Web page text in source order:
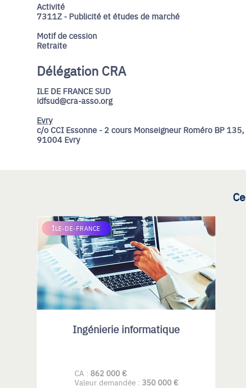
Activité
7311Z - Publicité et études de marché
Motif de cession
Retraite
Délégation CRA
ILE DE FRANCE SUD
idfsud@cra-asso.org
Evry
c/o CCI Essonne - 2 cours Monseigneur Roméro BP 135,
91004 Evry
ÎLE-DE-FRANCE
Ingénierie informatique
CA : 862 000 €
Valeur demandée : 350 000 €